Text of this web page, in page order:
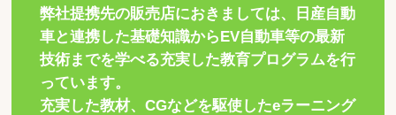
弊社提携先の販売店におきましては、日産自動
車と連携した基礎知識からEV自動車等の最新
技術までを学べる充実した教育プログラムを行
っています。
充実した教材、CGなどを駆使したeラーニング